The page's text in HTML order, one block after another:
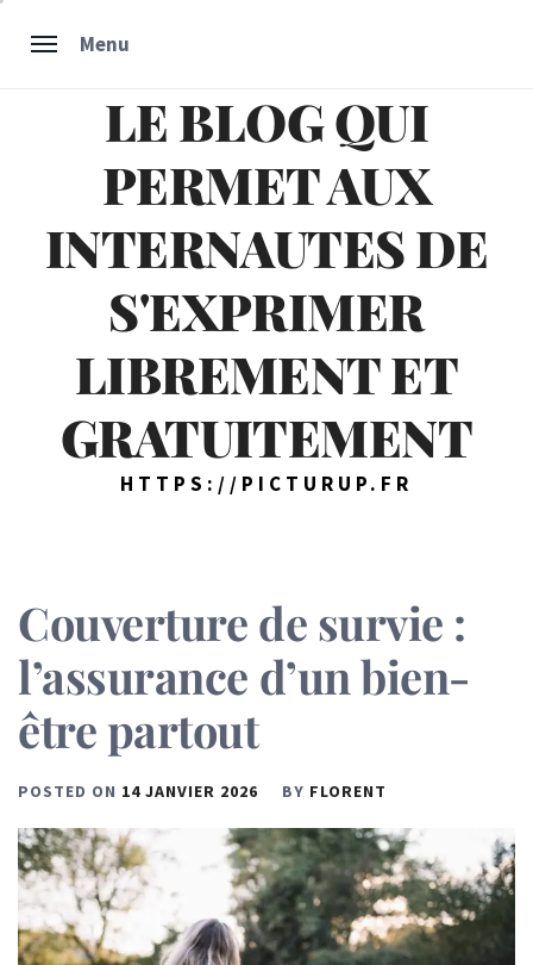
Menu
LE BLOG QUI
PERMET AUX
INTERNAUTES DE
S'EXPRIMER
LIBREMENT ET
GRATUITEMENT
HTTPS://PICTURUP.FR
Couverture de survie :
l’assurance d’un bien-
être partout
POSTED ON 14 JANVIER 2026 BY FLORENT